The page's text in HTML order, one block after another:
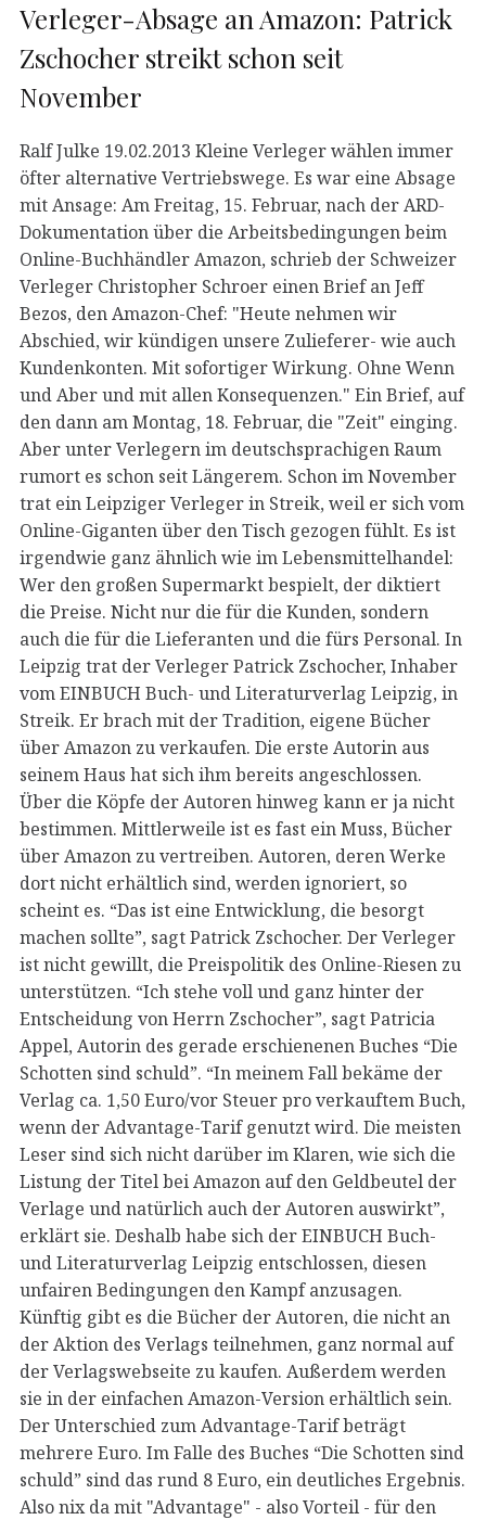
Verleger-Absage an Amazon: Patrick
Zschocher streikt schon seit
November
Ralf Julke 19.02.2013 Kleine Verleger wählen immer
öfter alternative Vertriebswege. Es war eine Absage
mit Ansage: Am Freitag, 15. Februar, nach der ARD-
Dokumentation über die Arbeitsbedingungen beim
Online-Buchhändler Amazon, schrieb der Schweizer
Verleger Christopher Schroer einen Brief an Jeff
Bezos, den Amazon-Chef: "Heute nehmen wir
Abschied, wir kündigen unsere Zulieferer- wie auch
Kundenkonten. Mit sofortiger Wirkung. Ohne Wenn
und Aber und mit allen Konsequenzen." Ein Brief, auf
den dann am Montag, 18. Februar, die "Zeit" einging.
Aber unter Verlegern im deutschsprachigen Raum
rumort es schon seit Längerem. Schon im November
trat ein Leipziger Verleger in Streik, weil er sich vom
Online-Giganten über den Tisch gezogen fühlt. Es ist
irgendwie ganz ähnlich wie im Lebensmittelhandel:
Wer den großen Supermarkt bespielt, der diktiert
die Preise. Nicht nur die für die Kunden, sondern
auch die für die Lieferanten und die fürs Personal. In
Leipzig trat der Verleger Patrick Zschocher, Inhaber
vom EINBUCH Buch- und Literaturverlag Leipzig, in
Streik. Er brach mit der Tradition, eigene Bücher
über Amazon zu verkaufen. Die erste Autorin aus
seinem Haus hat sich ihm bereits angeschlossen.
Über die Köpfe der Autoren hinweg kann er ja nicht
bestimmen. Mittlerweile ist es fast ein Muss, Bücher
über Amazon zu vertreiben. Autoren, deren Werke
dort nicht erhältlich sind, werden ignoriert, so
scheint es. “Das ist eine Entwicklung, die besorgt
machen sollte”, sagt Patrick Zschocher. Der Verleger
ist nicht gewillt, die Preispolitik des Online-Riesen zu
unterstützen. “Ich stehe voll und ganz hinter der
Entscheidung von Herrn Zschocher”, sagt Patricia
Appel, Autorin des gerade erschienenen Buches “Die
Schotten sind schuld”. “In meinem Fall bekäme der
Verlag ca. 1,50 Euro/vor Steuer pro verkauftem Buch,
wenn der Advantage-Tarif genutzt wird. Die meisten
Leser sind sich nicht darüber im Klaren, wie sich die
Listung der Titel bei Amazon auf den Geldbeutel der
Verlage und natürlich auch der Autoren auswirkt”,
erklärt sie. Deshalb habe sich der EINBUCH Buch-
und Literaturverlag Leipzig entschlossen, diesen
unfairen Bedingungen den Kampf anzusagen.
Künftig gibt es die Bücher der Autoren, die nicht an
der Aktion des Verlags teilnehmen, ganz normal auf
der Verlagswebseite zu kaufen. Außerdem werden
sie in der einfachen Amazon-Version erhältlich sein.
Der Unterschied zum Advantage-Tarif beträgt
mehrere Euro. Im Falle des Buches “Die Schotten sind
schuld” sind das rund 8 Euro, ein deutliches Ergebnis.
Also nix da mit "Advantage" - also Vorteil - für den